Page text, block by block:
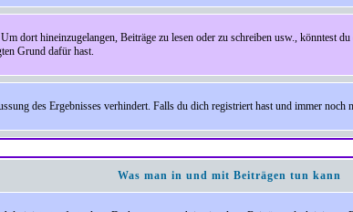
dort hineinzugelangen, Beiträge zu lesen oder zu schreiben usw., könntest
Grund dafür hast.
des Ergebnisses verhindert. Falls du dich registriert hast und immer
Was man in und mit Beiträgen tun kann